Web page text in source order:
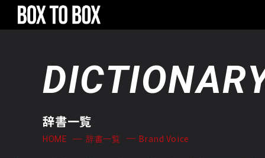
辞書一覧
HOME 辞書一覧 Brand Voice